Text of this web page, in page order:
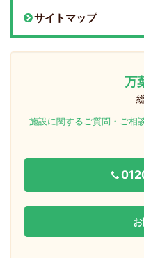
サイトマップ
万
施設に関するご質問・ご相